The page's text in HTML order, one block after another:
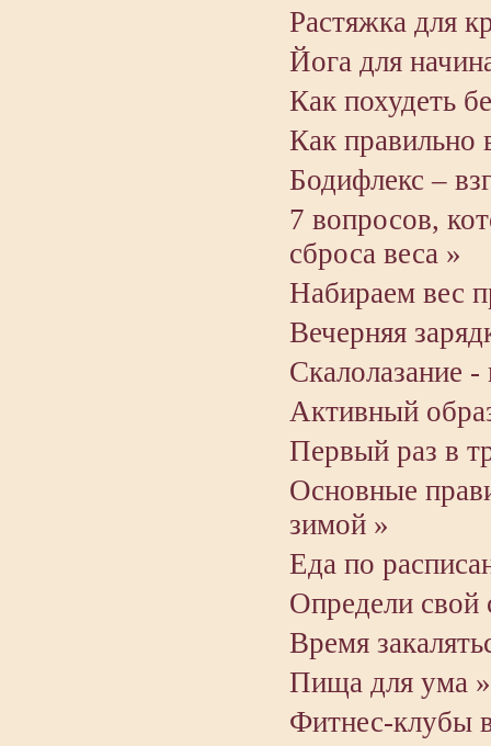
Растяжка для
Йога для
Как похудеть
Как правильно
Бодифлекс –
7 вопросов,
сброса веса »
Набираем вес
Вечерняя
Скалолазание
Активный
Первый раз в
Основные
зимой »
Еда по
Определи свой
Время
Пища для ума »
Фитнес-клубы